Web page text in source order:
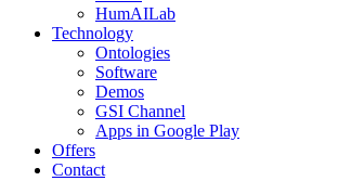
HumAILab
Technology
Ontologies
Software
Demos
GSI Channel
Apps in Google Play
Offers
Contact